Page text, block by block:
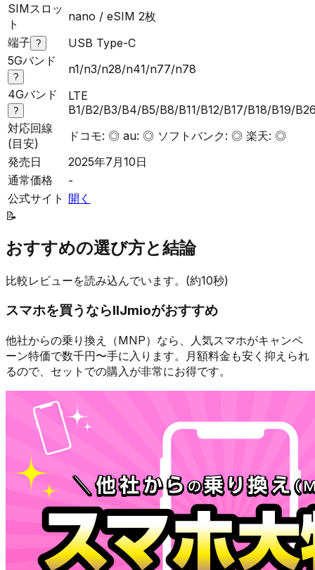
SIMスロッ
ト
nano / eSIM 2枚
端子 ?
USB Type-C
5Gバンド
?
n1/n3/n28/n41/n77/n78
4Gバンド
?
LTE
B1/B2/B3/B4/B5/B8/B11/B12/B17/B18/B19/
対応回線
(目安)
ドコモ: ◎ au: ◎ ソフトバンク: ◎ 楽天: ◎
発売日
2025年7月10日
通常価格
-
公式サイト 開く
📝
おすすめの選び方と結論
比較レビューを読み込んでいます。(約10秒)
スマホを買うならIIJmioがおすすめ
他社からの乗り換え（MNP）なら、人気スマホがキャンペ
ーン特価で数千円〜手に入ります。月額料金も安く抑えられ
るので、セットでの購入が非常にお得です。